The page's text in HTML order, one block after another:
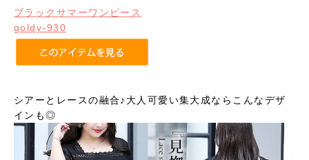
ブラックサマーワンピース
goldy-930
シアーとレースの融合♪大人可愛い集大成ならこんなデザ
インも◎